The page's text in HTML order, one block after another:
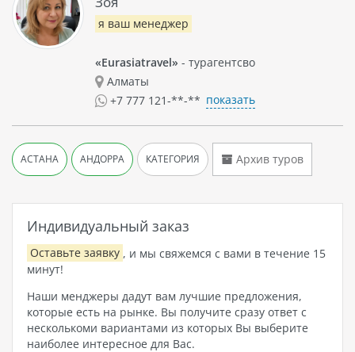
Индивидуальный заказ
Оставьте заявку , и мы свяжемся с вами в течение 15
минут!
Наши менджеры дадут вам лучшие предложения,
которые есть на рынке. Вы получите сразу ответ с
несколькоми вариантами из которых Вы выберите
наиболее интересное для Вас.
я ваш менеджер
«Eurasiatravel» - турагентсво
Алматы
+7 777 121-**-** показать
АСТАНА АНДОРРА КАТЕГОРИЯ Архив туров